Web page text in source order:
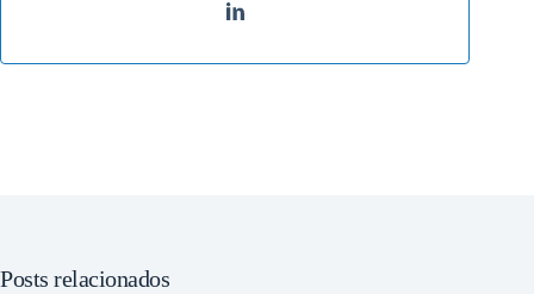
Posts relacionados